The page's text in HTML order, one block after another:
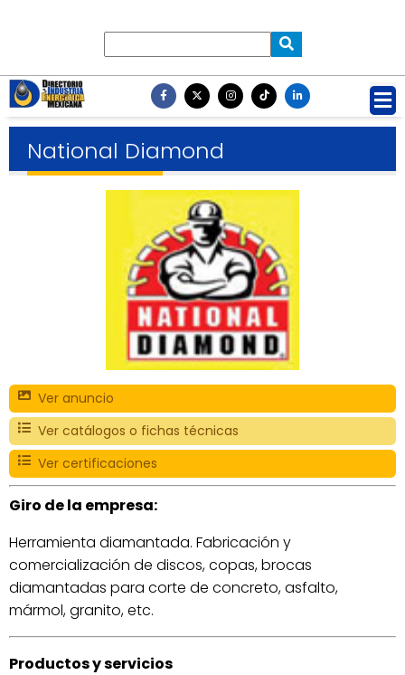
National Diamond
Ver anuncio
Ver catálogos o fichas técnicas
Ver certificaciones
Giro de la empresa:
Herramienta diamantada. Fabricación y
comercialización de discos, copas, brocas
diamantadas para corte de concreto, asfalto,
mármol, granito, etc.
Productos y servicios